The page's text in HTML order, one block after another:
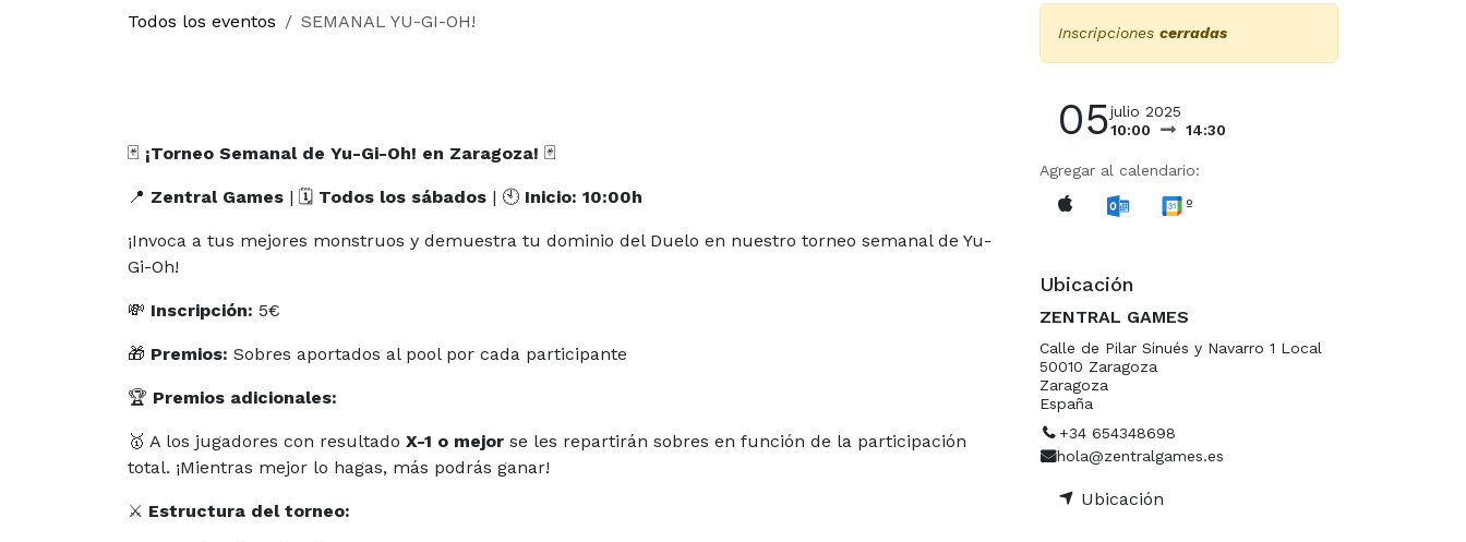
Todos los eventos SEMANAL YU-GI-OH!
🃏 ¡Torneo Semanal de Yu-Gi-Oh! en Zaragoza! 🃏
📍 Zentral Games | 🗓 Todos los sábados | 🕙 Inicio: 10:00h
¡Invoca a tus mejores monstruos y demuestra tu dominio del Duelo en nuestro torneo semanal de Yu-
Gi-Oh!
💸 Inscripción: 5€
🎁 Premios: Sobres aportados al pool por cada participante
🏆 Premios adicionales:
🥇 A los jugadores con resultado X-1 o mejor se les repartirán sobres en función de la participación
total. ¡Mientras mejor lo hagas, más podrás ganar!
⚔️ Estructura del torneo:
Inscripciones cerradas
05julio 2025
10:00
14:30
Agregar al calendario:
º
Ubicación
ZENTRAL GAMES
Calle de Pilar Sinués y Navarro 1 Local
50010 Zaragoza
Zaragoza
España
+34 654348698
hola@zentralgames.es
Ubicación